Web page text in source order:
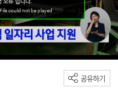
공유하기